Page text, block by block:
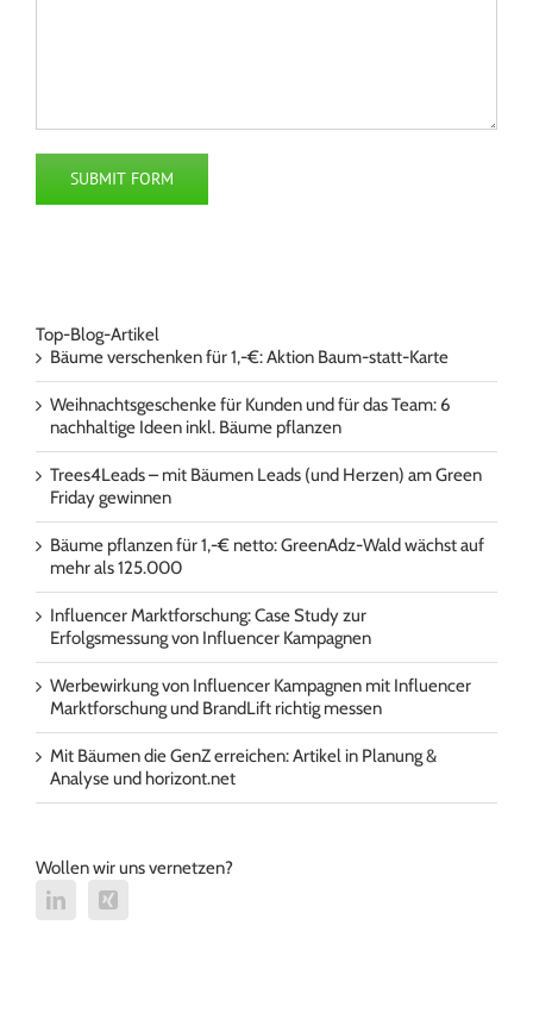
Top-Blog-Artikel
Bäume verschenken für 1,-€: Aktion Baum-statt-Karte
Weihnachtsgeschenke für Kunden und für das Team: 6
nachhaltige Ideen inkl. Bäume pflanzen
Trees4Leads – mit Bäumen Leads (und Herzen) am Green
Friday gewinnen
Bäume pflanzen für 1,-€ netto: GreenAdz-Wald wächst auf
mehr als 125.000
Influencer Marktforschung: Case Study zur
Erfolgsmessung von Influencer Kampagnen
Werbewirkung von Influencer Kampagnen mit Influencer
Marktforschung und BrandLift richtig messen
Mit Bäumen die GenZ erreichen: Artikel in Planung &
Analyse und horizont.net
Wollen wir uns vernetzen?